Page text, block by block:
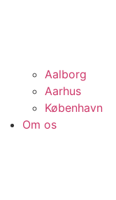
Aalborg
Aarhus
København
Om os